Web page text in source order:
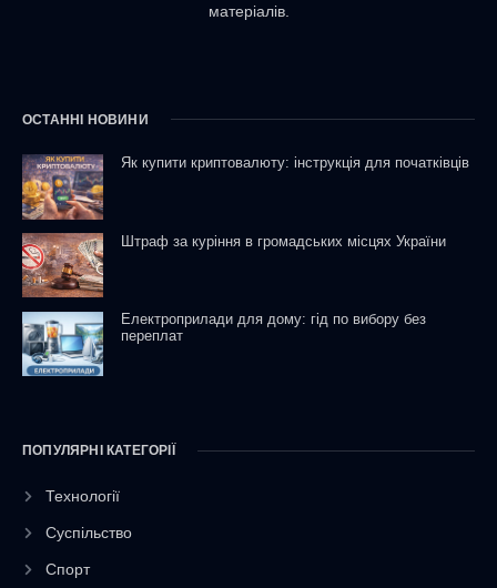
матеріалів.
ОСТАННІ НОВИНИ
Як купити криптовалюту: інструкція для початківців
Штраф за куріння в громадських місцях України
Електроприлади для дому: гід по вибору без
переплат
ПОПУЛЯРНІ КАТЕГОРІЇ
Технології
Суспільство
Спорт